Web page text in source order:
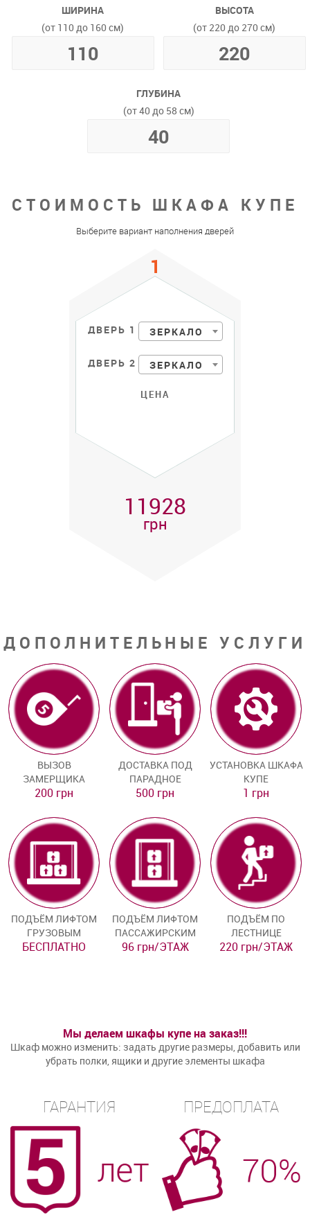
ШИРИНА
(от 110 до 160 см)
ВЫСОТА
(от 220 до 270 см)
ГЛУБИНА
(от 40 до 58 см)
СТОИМОСТЬ ШКАФА КУПЕ
Выберите вариант наполнения дверей
ДВЕРЬ 1 ЗЕРКАЛО
ДВЕРЬ 2 ЗЕРКАЛО
ЦЕНА
11928
грн
ДОПОЛНИТЕЛЬНЫЕ УСЛУГИ
ВЫЗОВ
ЗАМЕРЩИКА
200 грн
ДОСТАВКА ПОД
ПАРАДНОЕ
500 грн
УСТАНОВКА ШКАФА
КУПЕ
1 грн
ПОДЪЁМ ЛИФТОМ
ГРУЗОВЫМ
БЕСПЛАТНО
ПОДЪЁМ ЛИФТОМ
ПАССАЖИРСКИМ
96 грн/ЭТАЖ
ПОДЪЁМ ПО
ЛЕСТНИЦЕ
220 грн/ЭТАЖ
Мы делаем шкафы купе на заказ!!!
Шкаф можно изменить: задать другие размеры, добавить или
убрать полки, ящики и другие элементы шкафа
ГАРАНТИЯ ПРЕДОПЛАТА